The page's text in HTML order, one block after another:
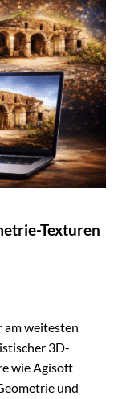
Texturen
am weitesten
3D-
wie Agisoft
und